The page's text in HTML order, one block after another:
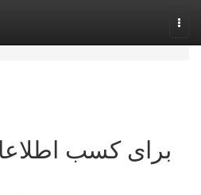
برای کسب